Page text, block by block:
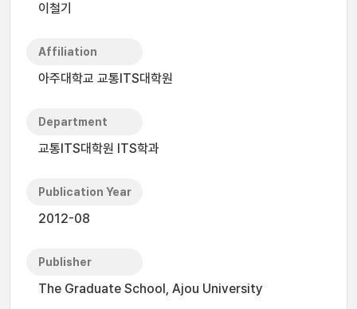
이철기
Affiliation
아주대학교 교통ITS대학원
Department
교통ITS대학원 ITS학과
Publication Year
2012-08
Publisher
The Graduate School, Ajou University